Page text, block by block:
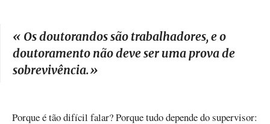
« Os doutorandos são trabalhadores, e o
doutoramento não deve ser uma prova de
sobrevivência.»
Porque é tão difícil falar? Porque tudo depende do supervisor: